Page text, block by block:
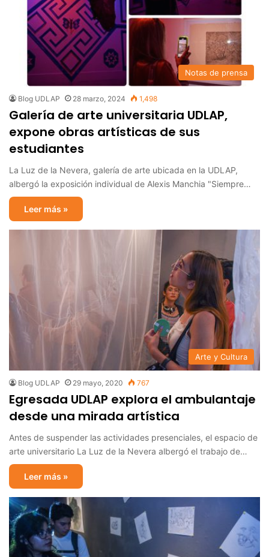
Notas de prensa
Blog UDLAP 28 marzo, 2024 1,498
Galería de arte universitaria UDLAP,
expone obras artísticas de sus
estudiantes
La Luz de la Nevera, galería de arte ubicada en la UDLAP,
albergó la exposición individual de Alexis Manchia "Siempre…
Leer más »
Arte y Cultura
Blog UDLAP 29 mayo, 2020 767
Egresada UDLAP explora el ambulantaje
desde una mirada artística
Antes de suspender las actividades presenciales, el espacio de
arte universitario La Luz de la Nevera albergó el trabajo de…
Leer más »